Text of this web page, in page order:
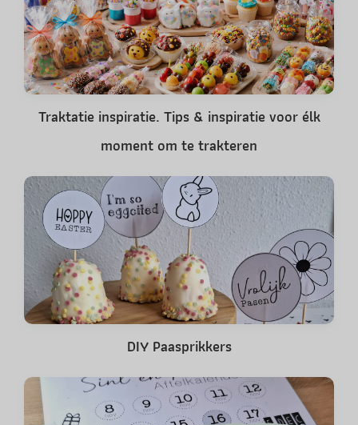
Traktatie inspiratie. Tips & inspiratie voor élk
moment om te trakteren
DIY Paasprikkers